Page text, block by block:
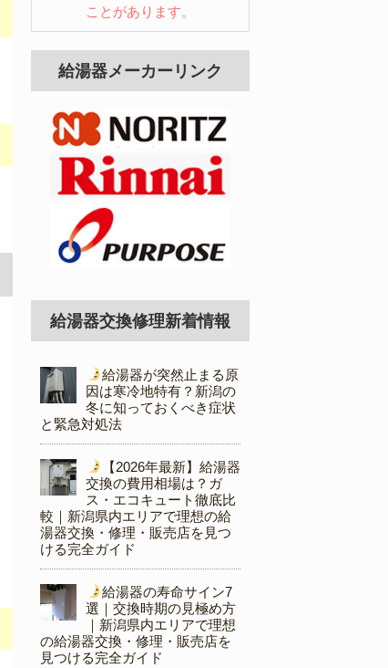
ことがあります。
給湯器メーカーリンク
給湯器交換修理新着情報
給湯器が突然止まる原
因は寒冷地特有？新潟の
冬に知っておくべき症状
と緊急対処法
【2026年最新】給湯器
交換の費用相場は？ガ
ス・エコキュート徹底比
較｜新潟県内エリアで理想の給
湯器交換・修理・販売店を見つ
ける完全ガイド
給湯器の寿命サイン7
選｜交換時期の見極め方
｜新潟県内エリアで理想
の給湯器交換・修理・販売店を
見つける完全ガイド